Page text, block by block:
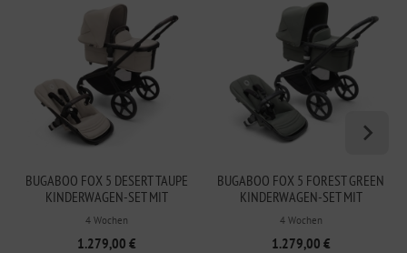
BUGABOO FOX 5 DESERT TAUPE
KINDERWAGEN-SET MIT
LIEGEWANNE UND SITZ
4 Wochen
1.279,00 €
BUGABOO FOX 5 FOREST GREEN
KINDERWAGEN-SET MIT
LIEGEWANNE UND SITZ
4 Wochen
1.279,00 €